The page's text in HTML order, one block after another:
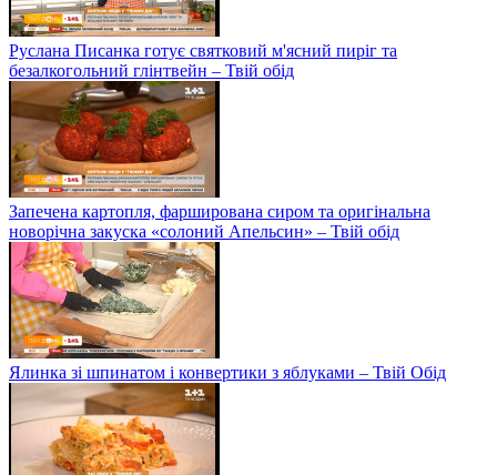
Руслана Писанка готує святковий м'ясний пиріг та
безалкогольний глінтвейн – Твій обід
Запечена картопля, фарширована сиром та оригінальна
новорічна закуска «солоний Апельсин» – Твій обід
Ялинка зі шпинатом і конвертики з яблуками – Твій Обід